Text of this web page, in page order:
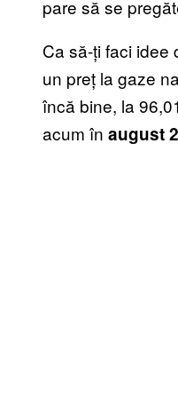
pare să se
Ca să-ți faci idee
un preț la gaze
încă bine, la
acum în august